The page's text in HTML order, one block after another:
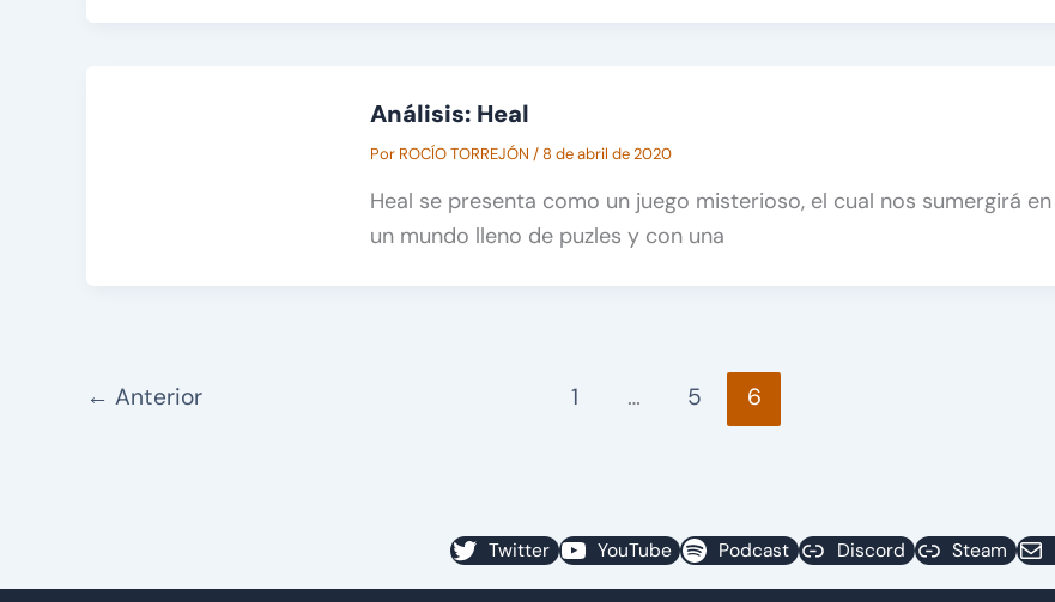
Análisis: Heal
Por ROCÍO TORREJÓN /8 de abril de 2020
Heal se presenta como un juego misterioso, el cual nos sumergirá en
un mundo lleno de puzles y con una
← Anterior 1 … 5 6
Twitter YouTube Podcast Discord Steam